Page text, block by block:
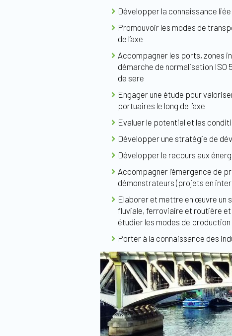
Développer la connaissance
Promouvoir les modes de
de l’axe
Accompagner les ports, zones
démarche de normalisation ISO
de sere
Engager une étude pour
portuaires le long de l’axe
Evaluer le potentiel et les
Développer une stratégie de
Développer le recours aux
Accompagner l’émergence de
démonstrateurs (projets en
Elaborer et mettre en œuvre un
fluviale, ferroviaire et routière et
étudier les modes de
Porter à la connaissance des